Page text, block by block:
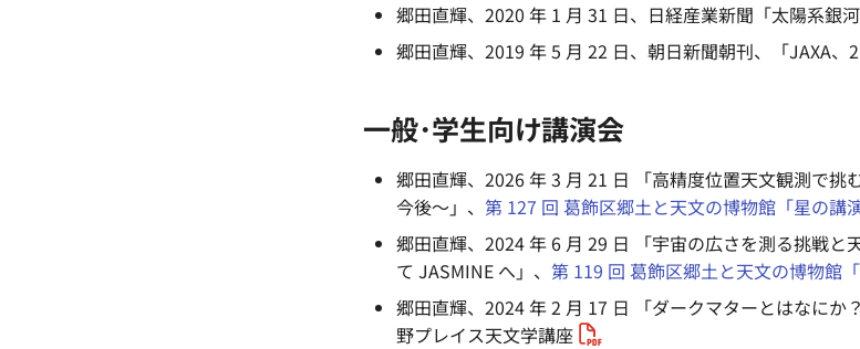
郷田直輝、2020 年 1 月 31 日、日経産業新聞「太陽系銀
郷田直輝、2019 年 5 月 22 日、朝日新聞朝刊、「JAXA
一般･学生向け講演会
郷田直輝、2026 年 3 月 21 日 「高精度位置天文観測で
今後～」、 第 127 回 葛飾区郷土と天文の博物館「星の講演
郷田直輝、2024 年 6 月 29 日 「宇宙の広さを測る挑戦
て JASMINE へ」、 第 119 回 葛飾区郷土と天文の博物館「
郷田直輝、2024 年 2 月 17 日 「ダークマターとはなに
野プレイス天文学講座